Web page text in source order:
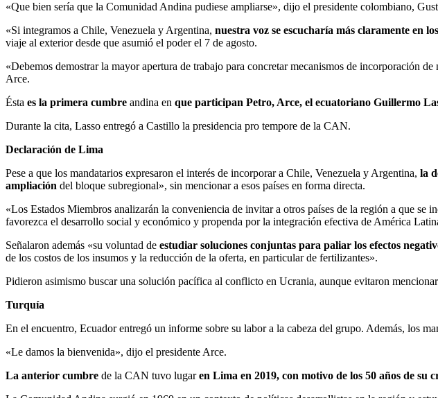
«Que bien sería que la Comunidad Andina pudiese ampliarse», dijo el presidente colombiano,
«Si integramos a Chile, Venezuela y Argentina, nuestra voz se escucharía más claramente en
viaje al exterior desde que asumió el poder el 7 de agosto.
«Debemos demostrar la mayor apertura de trabajo para concretar mecanismos de incorporación
Arce.
Ésta es la primera cumbre andina en que participan Petro, Arce, el ecuatoriano Guillermo
Durante la cita, Lasso entregó a Castillo la presidencia pro tempore de la CAN.
Declaración de Lima
Pese a que los mandatarios expresaron el interés de incorporar a Chile, Venezuela y Argentina, la
ampliación del bloque subregional», sin mencionar a esos países en forma directa.
«Los Estados Miembros analizarán la conveniencia de invitar a otros países de la región a que
favorezca el desarrollo social y económico y propenda por la integración efectiva de América
Señalaron además «su voluntad de estudiar soluciones conjuntas para paliar los efectos
de los costos de los insumos y la reducción de la oferta, en particular de fertilizantes».
Pidieron asimismo buscar una solución pacífica al conflicto en Ucrania, aunque evitaron
Turquía
En el encuentro, Ecuador entregó un informe sobre su labor a la cabeza del grupo. Además, los
«Le damos la bienvenida», dijo el presidente Arce.
La anterior cumbre de la CAN tuvo lugaren Lima en 2019, con motivo de los 50 años de su